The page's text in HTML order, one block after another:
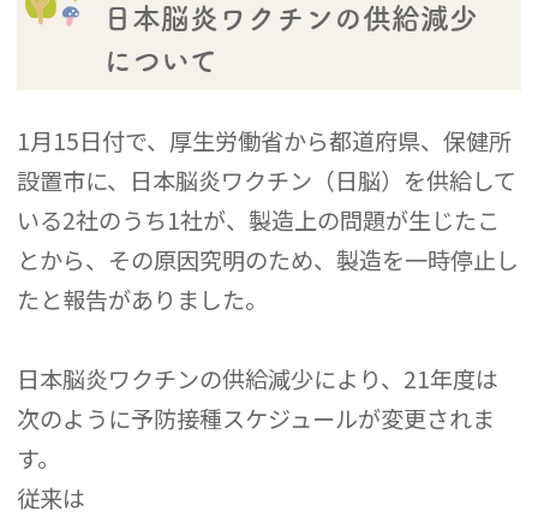
日本脳炎ワクチンの供給減少
について
1月15日付で、厚生労働省から都道府県、保健所
設置市に、日本脳炎ワクチン（日脳）を供給して
いる2社のうち1社が、製造上の問題が生じたこ
とから、その原因究明のため、製造を一時停止し
たと報告がありました。
日本脳炎ワクチンの供給減少により、21年度は
次のように予防接種スケジュールが変更されま
す。
従来は